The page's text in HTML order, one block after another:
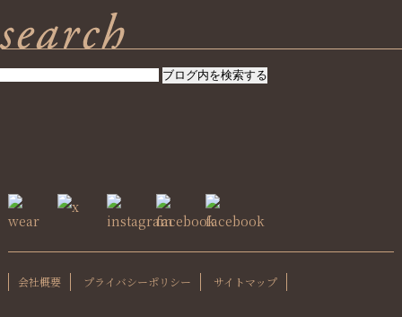
SEARCH
会社概要 プライバシーポリシー サイトマップ